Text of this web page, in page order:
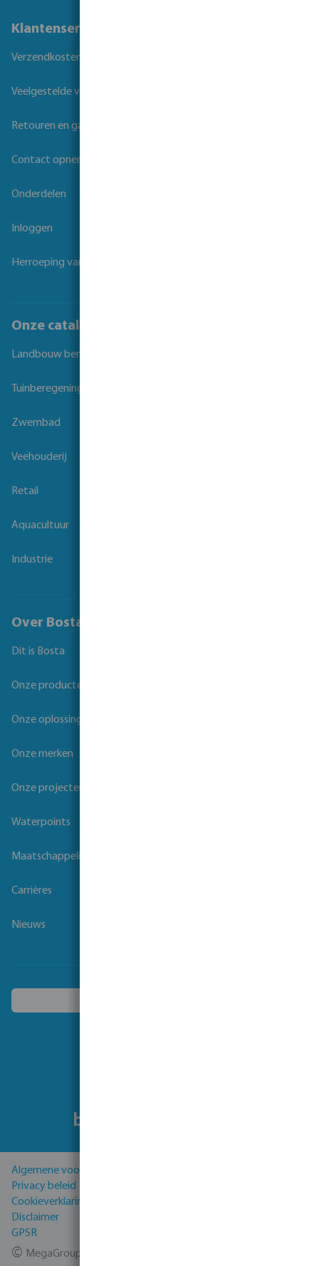
Klantenservice
Verzendkosten
Veelgestelde vragen
Retouren en garantie
Contact opnemen
Onderdelen
Inloggen
Herroeping van overeenkomst
Onze catalogi
Landbouw beregening
Tuinberegening
Zwembad
Veehouderij
Retail
Aquacultuur
Industrie
Over Bosta
Dit is Bosta
Onze producten
Onze oplossingen
Onze merken
Onze projecten
Waterpoints
Maatschappelijk verantwoord ondernemen
Carrières
Nieuws
Algemene voorwaarden
Privacy beleid
Cookieverklaring
Disclaimer
GPSR
© MegaGroup Trade 2026